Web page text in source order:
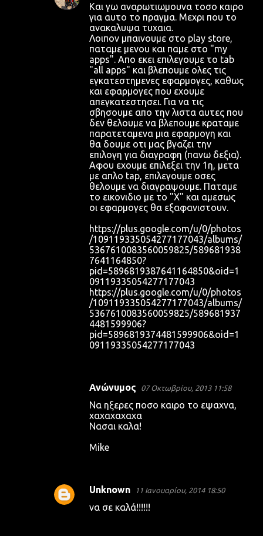
Και γω αναρωτιωμουνα τοσο καιρο
για αυτο το πραγμα. Μεχρι που το
ανακαλυψα τυχαια.
Λοιπον μπαινουμε στο play store,
παταμε μενου και παμε στο "my
apps". Απο εκει επιλεγουμε το tab
"all apps" και βλεπουμε ολες τις
εγκατεστημενες εφαρμογες, καθως
και εφαρμογες που εχουμε
απεγκατεστησει. Για να τις
σβησουμε απο την λιστα αυτες που
δεν θελουμε να βλεπουμε κραταμε
παρατεταμενα μια εφαρμογη και
θα δουμε οτι μας βγαζει την
επιλογη για διαγραφη (πανω δεξια).
Αφου εχουμε επιλεξει την 1η, μετα
με απλο tap, επιλεγουμε οσες
θελουμε να διαγραψουμε. Παταμε
το εικονιδιο με το "Χ" και αμεσως
οι εφαρμογες θα εξαφανιστουν.
https://plus.google.com/u/0/photos
/109119335054277177043/albums/
5367610083560059825/589681938
7641164850?
pid=5896819387641164850&oid=1
09119335054277177043
https://plus.google.com/u/0/photos
/109119335054277177043/albums/
5367610083560059825/589681937
4481599906?
pid=5896819374481599906&oid=1
09119335054277177043
Ανώνυμος 07 Οκτωβρίου, 2013 11:58
Να ηξερες ποσο καιρο το εψαχνα,
χαχαχαχαχα
Νασαι καλα!
Mike
Unknown 11 Ιανουαρίου, 2014 18:50
να σε καλά!!!!!!